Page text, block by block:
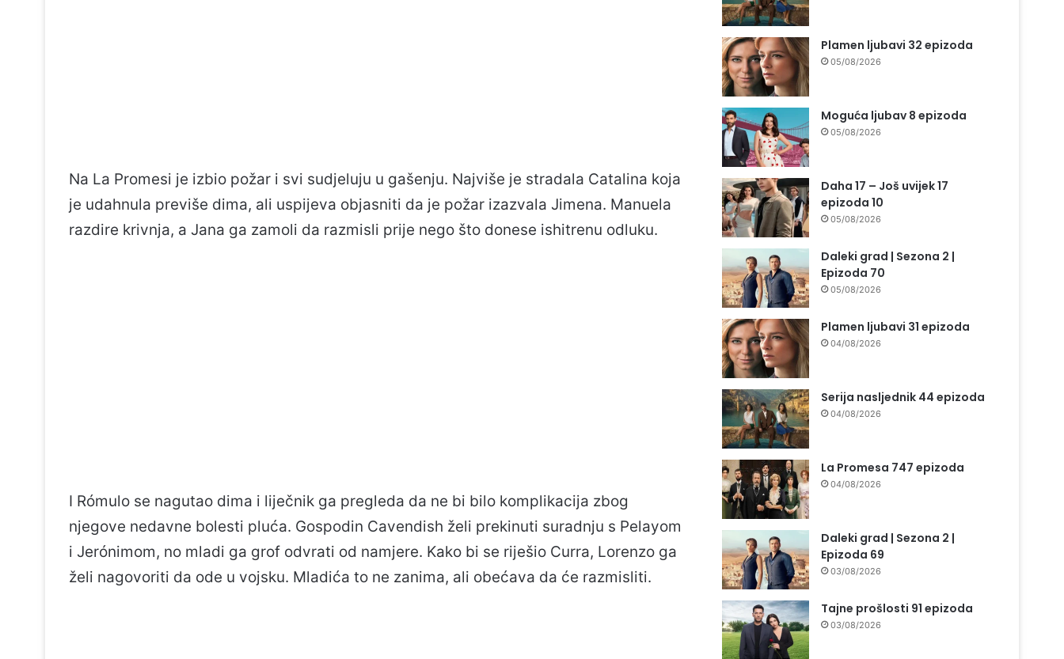
Na La Promesi je izbio požar i svi sudjeluju u gašenju. Najviše je stradala Catalina koja
je udahnula previše dima, ali uspijeva objasniti da je požar izazvala Jimena. Manuela
razdire krivnja, a Jana ga zamoli da razmisli prije nego što donese ishitrenu odluku.
I Rómulo se nagutao dima i liječnik ga pregleda da ne bi bilo komplikacija zbog
njegove nedavne bolesti pluća. Gospodin Cavendish želi prekinuti suradnju s Pelayom
i Jerónimom, no mladi ga grof odvrati od namjere. Kako bi se riješio Curra, Lorenzo ga
želi nagovoriti da ode u vojsku. Mladića to ne zanima, ali obećava da će razmisliti.
Plamen ljubavi 32 epizoda
05/08/2026
Moguća ljubav 8 epizoda
05/08/2026
Daha 17 – Još uvijek 17
epizoda 10
05/08/2026
Daleki grad | Sezona 2 |
Epizoda 70
05/08/2026
Plamen ljubavi 31 epizoda
04/08/2026
Serija nasljednik 44 epizoda
04/08/2026
La Promesa 747 epizoda
04/08/2026
Daleki grad | Sezona 2 |
Epizoda 69
03/08/2026
Tajne prošlosti 91 epizoda
03/08/2026